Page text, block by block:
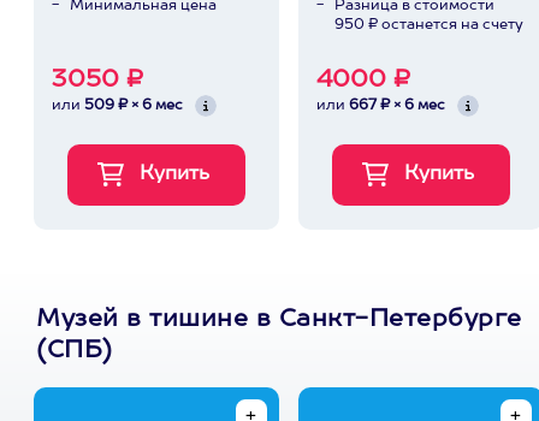
Минимальная цена
3050 ₽
или 509 ₽ × 6 мес
Разница в стоимости
950 ₽ останется на счету
4000 ₽
или 667 ₽ × 6 мес
Музей в тишине в Санкт-Петербурге
(СПБ)